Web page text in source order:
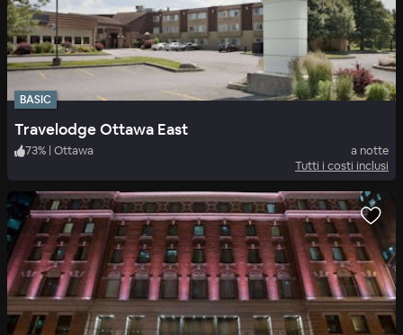
BASIC
Travelodge Ottawa East
73% | Ottawa
a notte
Tutti i costi inclusi